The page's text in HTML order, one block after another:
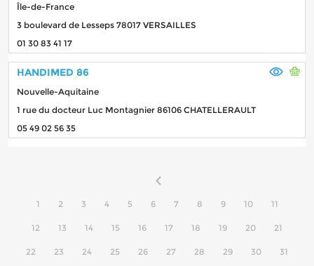
Île-de-France
3 boulevard de Lesseps 78017 VERSAILLES
01 30 83 41 17
HANDIMED 86
Nouvelle-Aquitaine
1 rue du docteur Luc Montagnier 86106 CHATELLERAULT
05 49 02 56 35
1 2 3 4 5 6 7 8 9 10 11
12 13 14 15 16 17 18 19 20 21
22 23 24 25 26 27 28 29 30 31